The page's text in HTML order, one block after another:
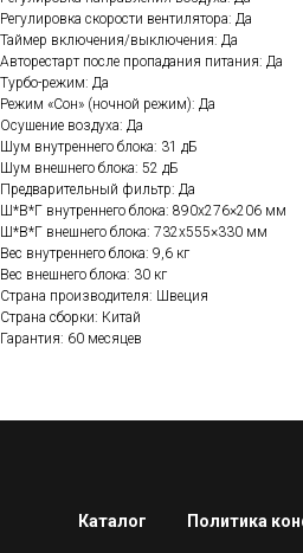
Регулировка скорости вентилятора: Да
Таймер включения/выключения: Да
Авторестарт после пропадания питания: Да
Турбо-режим: Да
Режим «Сон» (ночной режим): Да
Осушение воздуха: Да
Шум внутреннего блока: 31 дБ
Шум внешнего блока: 52 дБ
Предварительный фильтр: Да
Ш*В*Г внутреннего блока: 890х276×206 мм
Ш*В*Г внешнего блока: 732х555×330 мм
Вес внутреннего блока: 9,6 кг
Вес внешнего блока: 30 кг
Страна производителя: Швеция
Страна сборки: Китай
Гарантия: 60 месяцев
Каталог Политика